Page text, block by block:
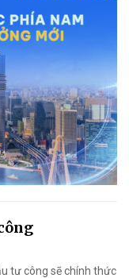
tư công sẽ chính thức